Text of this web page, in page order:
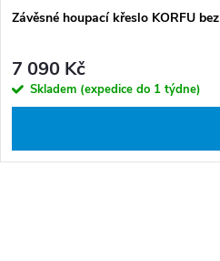
Závěsné houpací křeslo KORFU
7 090 Kč
Skladem (expedice do 1 týdne)